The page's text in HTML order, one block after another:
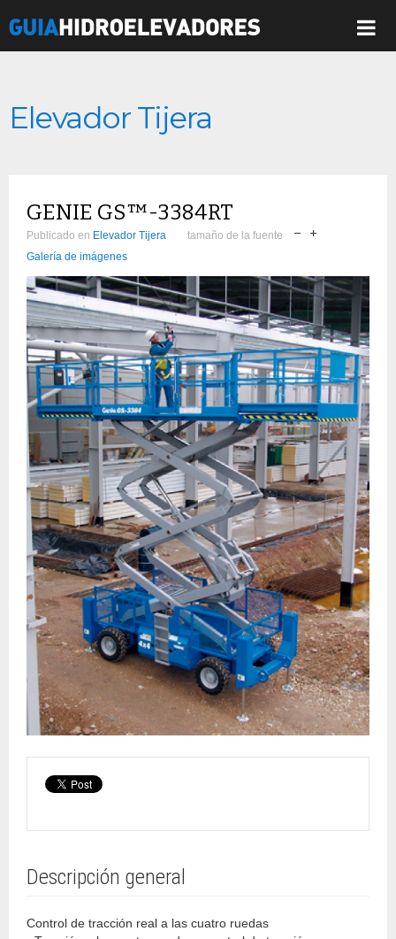
Elevador Tijera
GENIE GS™-3384RT
Publicado en Elevador Tijera
tamaño de la fuente
Galería de imágenes
Descripción general
Control de tracción real a las cuatro ruedas